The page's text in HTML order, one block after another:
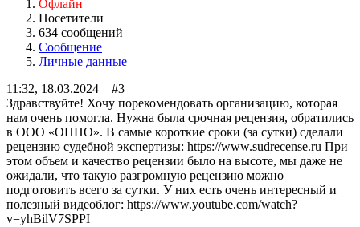
Офлайн
Посетители
634 сообщений
Сообщение
Личные данные
11:32, 18.03.2024 #3
Здравствуйте! Хочу порекомендовать организацию, которая
нам очень помогла. Нужна была срочная рецензия, обратились
в ООО «ОНПО». В самые короткие сроки (за сутки) сделали
рецензию судебной экспертизы: https://www.sudrecense.ru При
этом объем и качество рецензии было на высоте, мы даже не
ожидали, что такую разгромную рецензию можно
подготовить всего за сутки. У них есть очень интересный и
полезный видеоблог: https://www.youtube.com/watch?
v=yhBilV7SPPI